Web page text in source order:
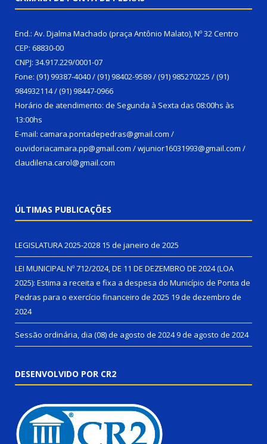
End.: Av. Djalma Machado (praça Antônio Malato), Nº 32 Centro
CEP: 68830-00
CNPJ: 34.917.229/0001-07
Fone: (91) 99387-4040 / (91) 98402-9589 / (91) 985270225 / (91)
984932114 / (91) 98447-0966
Horário de atendimento: de Segunda à Sexta das 08:00hs às
13:00hs
E-mail: camara.pontadepedras@gmail.com /
ouvidoriacamara.pp@gmail.com / wjunior16031993@gmail.com /
claudilena.carol@gmail.com
ÚLTIMAS PUBLICAÇÕES
LEGISLATURA 2025-2028 15 de janeiro de 2025
LEI MUNICIPAL Nº 712/2024, DE 11 DE DEZEMBRO DE 2024 (LOA
2025): Estima a receita e fixa a despesa do Município de Ponta de
Pedras para o exercício financeiro de 2025 19 de dezembro de
2024
Sessão ordinária, dia (08) de agosto de 20249 de agosto de 2024
DESENVOLVIDO POR CR2